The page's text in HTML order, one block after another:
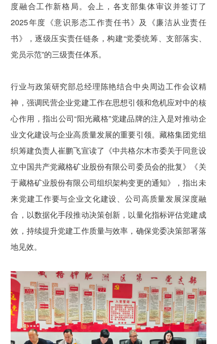
度融合工作新格局。会上，各支部集体审议并签订了
2025年度《意识形态工作责任书》及《廉洁从业责任
书》，逐级压实责任链条，构建“党委统筹、支部落实、
党员示范”的三级责任体系。
行业与政策研究部总经理陈艳结合中央周边工作会议精
神，强调民营企业党建工作在思想引领和危机应对中的核
心作用，指出公司“阳光藏格”党建品牌的注入是对推动企
业文化建设与企业高质量发展的重要引领。藏格集团党组
织筹建负责人崔鹏飞宣读了《中共格尔木市委关于同意设
立中国共产党藏格矿业股份有限公司委员会的批复》《关
于藏格矿业股份有限公司组织架构变更的通知》，指出未
来党建工作要与企业文化建设、公司高质量发展深度融
合，以数据化手段推动决策创新，以量化指标评估党建成
效，持续提升党建工作质量与效率，确保党委决策部署落
地见效。